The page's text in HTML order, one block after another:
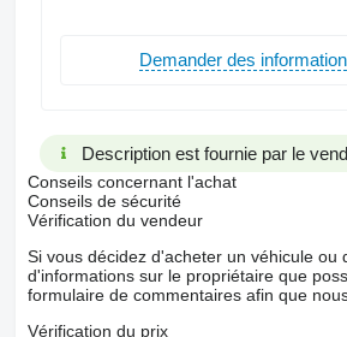
Demander des
Description est fournie par le
Conseils concernant l'achat
Conseils de sécurité
Vérification du vendeur
Si vous décidez d'acheter un véhicule
d'informations sur le propriétaire que
formulaire de commentaires afin que
Vérification du prix